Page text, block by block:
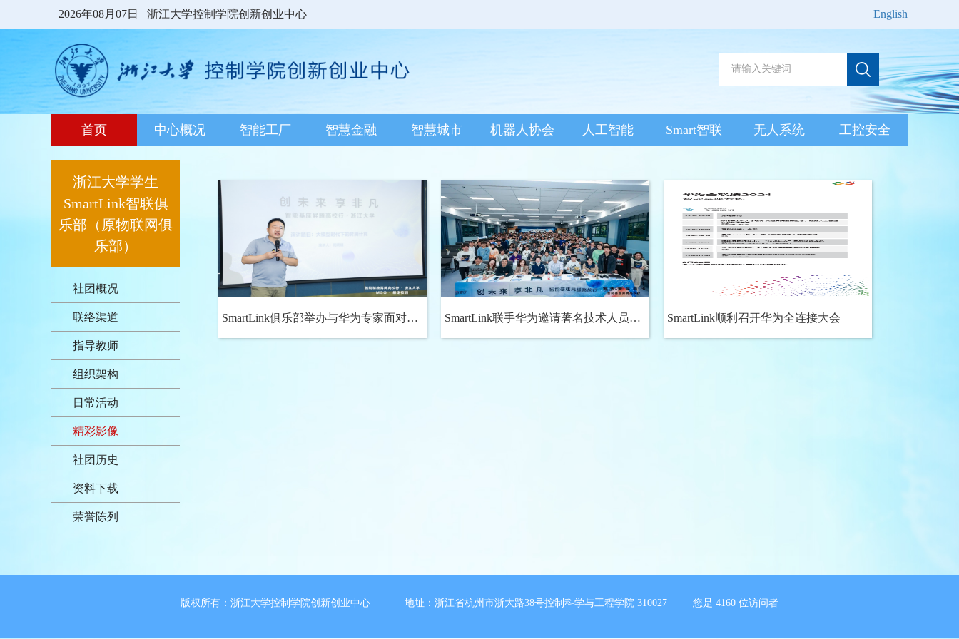
2026年08月07日 浙江大学控制学院创新创业中心 English
首页 中心概况 智能工厂 智慧金融 智慧城市 机器人协会 人工智能 Smart智联 无人系统 工控安全
浙江大学学生
SmartLink智联俱
乐部（原物联网俱
乐部）
社团概况
联络渠道
指导教师
组织架构
日常活动
精彩影像
社团历史
资料下载
荣誉陈列
SmartLink俱乐部举办与华为专家面对面
SmartLink联手华为邀请著名技术人员稚
SmartLink顺利召开华为全连接大会
版权所有：浙江大学控制学院创新创业中心 地址：浙江省杭州市浙大路38号控制科学与工程学院 310027 您是 4160 位访问者